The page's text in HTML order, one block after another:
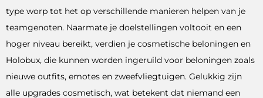
type worp tot het op verschillende manieren helpen van je
teamgenoten. Naarmate je doelstellingen voltooit en een
hoger niveau bereikt, verdien je cosmetische beloningen en
Holobux, die kunnen worden ingeruild voor beloningen zoals
nieuwe outfits, emotes en zweefvliegtuigen. Gelukkig zijn
alle upgrades cosmetisch, wat betekent dat niemand een